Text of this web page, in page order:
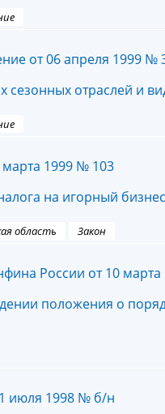
от 06 апреля 1999 №
сезонных отраслей и
марта 1999 № 103
на игорный
область Закон
России от 10
положения о
июля 1998 № б/н